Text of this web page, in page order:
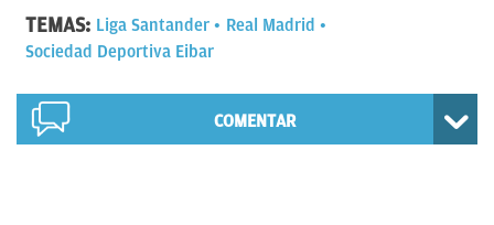
TEMAS: Liga Santander
Real Madrid
Sociedad Deportiva Eibar
COMENTAR